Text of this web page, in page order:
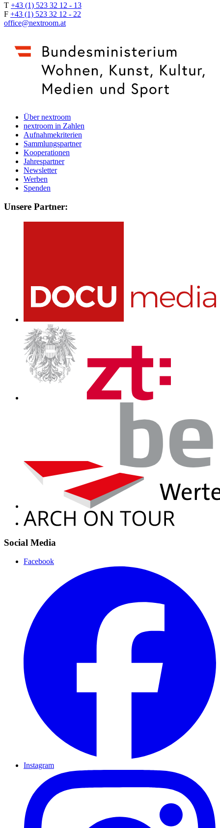
T +43 (1) 523 32 12 - 13
F +43 (1) 523 32 12 - 22
office@nextroom.at
Über nextroom
nextroom in Zahlen
Aufnahmekriterien
Sammlungspartner
Kooperationen
Jahrespartner
Newsletter
Werben
Spenden
Unsere Partner:
Social Media
Facebook
Instagram